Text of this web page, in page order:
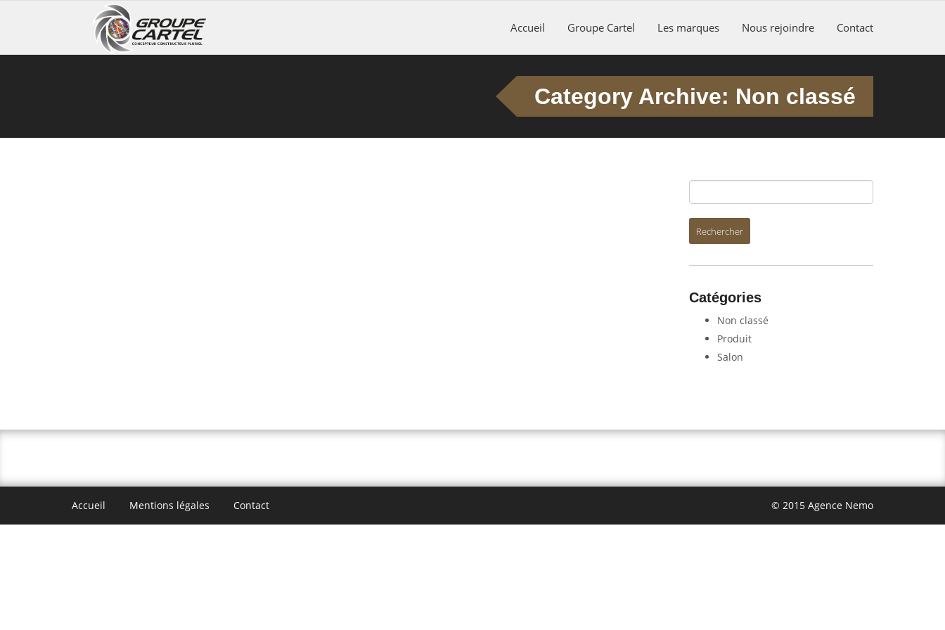
Accueil Groupe Cartel Les marques Nous rejoindre Contact
Category Archive: Non classé
Catégories
Non classé
Produit
Salon
Accueil Mentions légales Contact © 2015 Agence Nemo